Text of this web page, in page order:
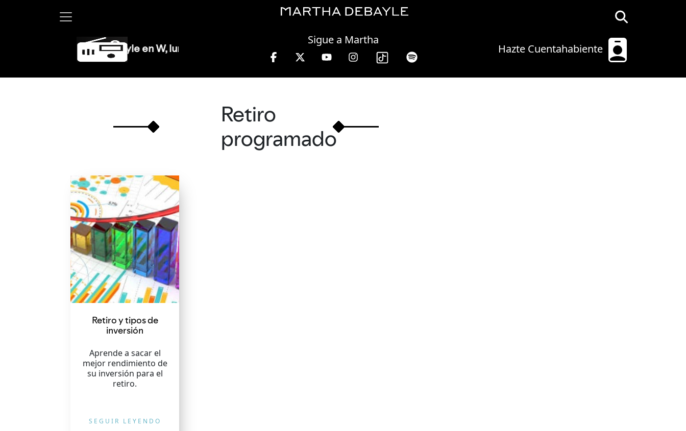
Hazte Cuentahabiente
Sigue a Martha
Martha Debayle en W, lunes a viernes de 10 a 13 hrs.
Retiro
programado
Retiro y tipos de
inversión
Aprende a sacar el
mejor rendimiento de
su inversión para el
retiro.
SEGUIR LEYENDO